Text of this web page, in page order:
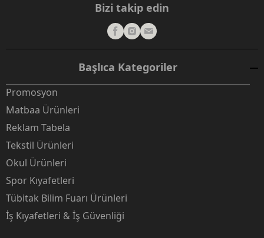
Bizi takip edin
Başlıca Kategoriler
Promosyon
Matbaa Ürünleri
Reklam Tabela
Tekstil Ürünleri
Okul Ürünleri
Spor Kıyafetleri
Tübitak Bilim Fuarı Ürünleri
İş Kıyafetleri & İş Güvenliği